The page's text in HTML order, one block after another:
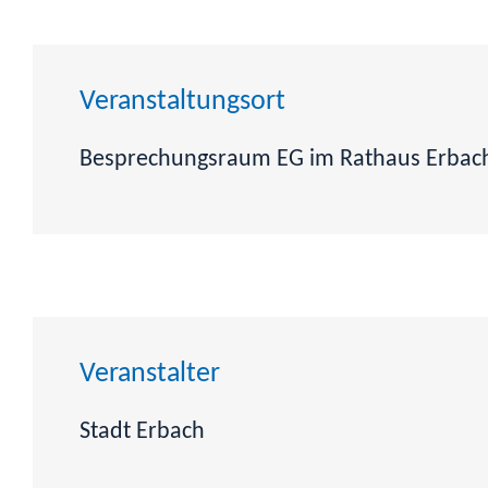
Veranstaltungsort
Besprechungsraum EG im Rathaus
Veranstalter
Stadt Erbach